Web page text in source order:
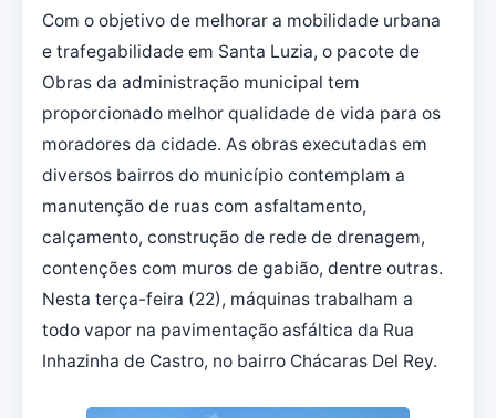
Com o objetivo de melhorar a mobilidade urbana
e trafegabilidade em Santa Luzia, o pacote de
Obras da administração municipal tem
proporcionado melhor qualidade de vida para os
moradores da cidade. As obras executadas em
diversos bairros do município contemplam a
manutenção de ruas com asfaltamento,
calçamento, construção de rede de drenagem,
contenções com muros de gabião, dentre outras.
Nesta terça-feira (22), máquinas trabalham a
todo vapor na pavimentação asfáltica da Rua
Inhazinha de Castro, no bairro Chácaras Del Rey.